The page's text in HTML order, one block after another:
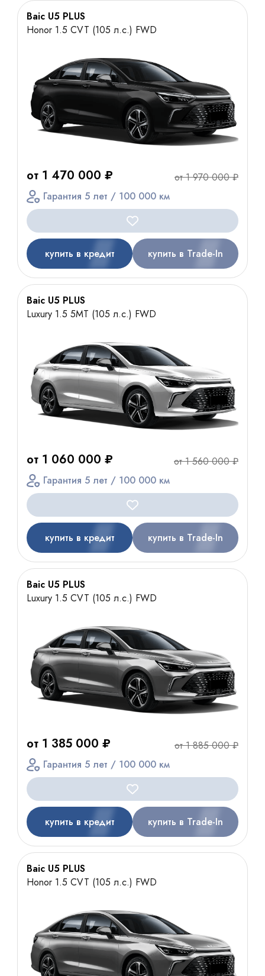
Baic U5 PLUS
Honor 1.5 CVT (105 л.с.) FWD
от 1 470 000 ₽
от 1 970 000 ₽
Гарантия 5 лет / 100 000 км
купить в кредит купить в Trade-In
Baic U5 PLUS
Luxury 1.5 5MT (105 л.с.) FWD
от 1 060 000 ₽
от 1 560 000 ₽
Гарантия 5 лет / 100 000 км
купить в кредит купить в Trade-In
Baic U5 PLUS
Luxury 1.5 CVT (105 л.с.) FWD
от 1 385 000 ₽
от 1 885 000 ₽
Гарантия 5 лет / 100 000 км
купить в кредит купить в Trade-In
Baic U5 PLUS
Honor 1.5 CVT (105 л.с.) FWD